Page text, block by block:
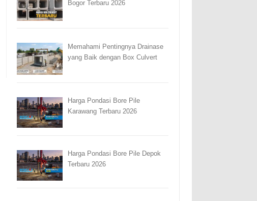
Bogor Terbaru 2026
Memahami Pentingnya Drainase
yang Baik dengan Box Culvert
Harga Pondasi Bore Pile
Karawang Terbaru 2026
Harga Pondasi Bore Pile Depok
Terbaru 2026